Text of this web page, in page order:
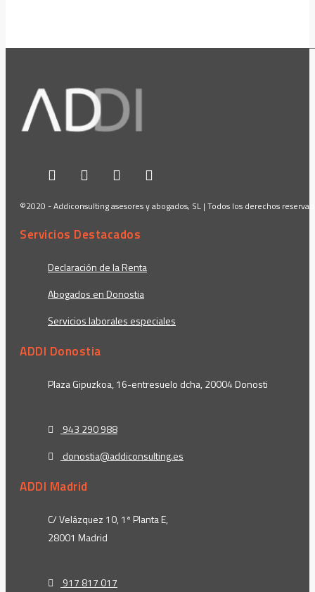
©2020 - Addiconsulting asesores y abogados, SL | Todos los derechos
Servicios Destacados
Declaración de la Renta
Abogados en Donostia
Servicios laborales especiales
ADDI Donostia
Plaza Gipuzkoa, 16-entresuelo dcha, 20004 Donosti
943 290 988
donostia@addiconsulting.es
ADDI Madrid
C/ Velázquez 10, 1ª Planta E,
28001 Madrid
917 817 017